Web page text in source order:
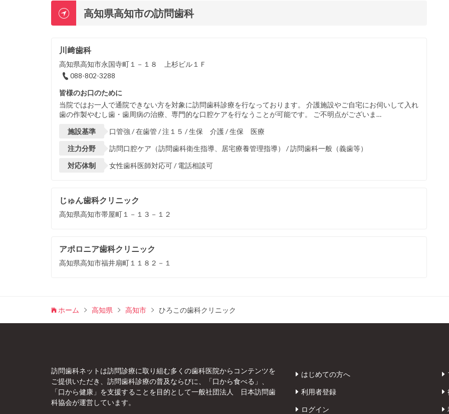
高知県高知市の訪問歯科
川﨑歯科
高知県高知市永国寺町１－１８ 上杉ビル１Ｆ
088-802-3288
皆様のお口のために
当院ではお一人で通院できない方を対象に訪問歯科診療を行なっております。 介護施設やご自宅にお伺いして入れ
歯の作製やむし歯・歯周病の治療、専門的な口腔ケアを行なうことが可能です。 ご不明点がございま…
施設基準
口管強 / 在歯管 / 注１５ / 生保 介護 / 生保 医療
注力分野
訪問口腔ケア（訪問歯科衛生指導、居宅療養管理指導） / 訪問歯科一般（義歯等）
対応体制
女性歯科医師対応可 / 電話相談可
じゅん歯科クリニック
高知県高知市帯屋町１－１３－１２
アポロニア歯科クリニック
高知県高知市福井扇町１１８２－１
ホーム 高知県 高知市 ひろこの歯科クリニック
訪問歯科ネットは訪問診療に取り組む多くの歯科医院からコンテンツを
ご提供いただき、訪問歯科診療の普及ならびに、「口から食べる」、
「口から健康」を支援することを目的として一般社団法人 日本訪問歯
科協会が運営しています。
はじめての方へ
利用者登録
ログイン